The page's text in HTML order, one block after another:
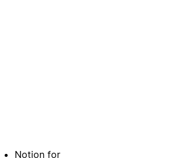
Notion for